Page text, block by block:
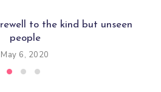
to the kind but unseen
people
May 6, 2020